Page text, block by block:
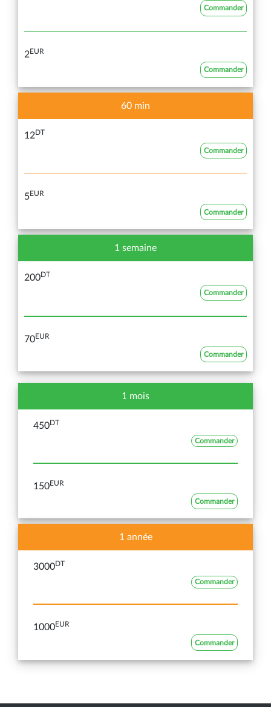
Commander
2EUR
Commander
60 min
12DT
Commander
5EUR
Commander
1 semaine
200DT
Commander
70EUR
Commander
1 mois
450DT
Commander
150EUR
Commander
1 année
3000DT
Commander
1000EUR
Commander